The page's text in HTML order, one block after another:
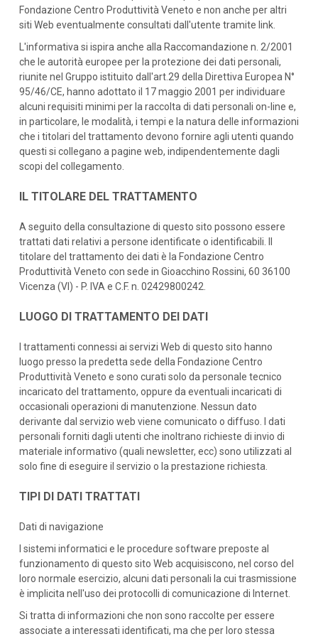
Fondazione Centro Produttività Veneto e non anche per altri
siti Web eventualmente consultati dall'utente tramite link.
L'informativa si ispira anche alla Raccomandazione n. 2/2001
che le autorità europee per la protezione dei dati personali,
riunite nel Gruppo istituito dall'art.29 della Direttiva Europea N°
95/46/CE, hanno adottato il 17 maggio 2001 per individuare
alcuni requisiti minimi per la raccolta di dati personali on-line e,
in particolare, le modalità, i tempi e la natura delle informazioni
che i titolari del trattamento devono fornire agli utenti quando
questi si collegano a pagine web, indipendentemente dagli
scopi del collegamento.
IL TITOLARE DEL TRATTAMENTO
A seguito della consultazione di questo sito possono essere
trattati dati relativi a persone identificate o identificabili. Il
titolare del trattamento dei dati è la Fondazione Centro
Produttività Veneto con sede in Gioacchino Rossini, 60 36100
Vicenza (VI) - P. IVA e C.F. n. 02429800242.
LUOGO DI TRATTAMENTO DEI DATI
I trattamenti connessi ai servizi Web di questo sito hanno
luogo presso la predetta sede della Fondazione Centro
Produttività Veneto e sono curati solo da personale tecnico
incaricato del trattamento, oppure da eventuali incaricati di
occasionali operazioni di manutenzione. Nessun dato
derivante dal servizio web viene comunicato o diffuso. I dati
personali forniti dagli utenti che inoltrano richieste di invio di
materiale informativo (quali newsletter, ecc) sono utilizzati al
solo fine di eseguire il servizio o la prestazione richiesta.
TIPI DI DATI TRATTATI
Dati di navigazione
I sistemi informatici e le procedure software preposte al
funzionamento di questo sito Web acquisiscono, nel corso del
loro normale esercizio, alcuni dati personali la cui trasmissione
è implicita nell'uso dei protocolli di comunicazione di Internet.
Si tratta di informazioni che non sono raccolte per essere
associate a interessati identificati, ma che per loro stessa